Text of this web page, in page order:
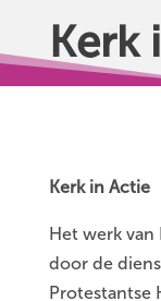
Kerk
Kerk in Actie
Het werk
door de
Protestantse